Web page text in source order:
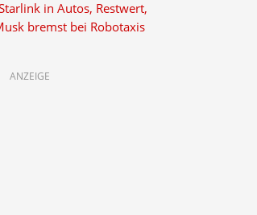
in Autos, Restwert,
bremst bei Robotaxis
ANZEIGE